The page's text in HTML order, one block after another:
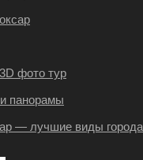
фото тур
панорамы
— лучшие виды